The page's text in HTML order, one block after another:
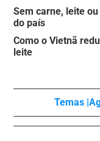
Sem carne, leite
do país
Como o Vietnã
leite
Temas |